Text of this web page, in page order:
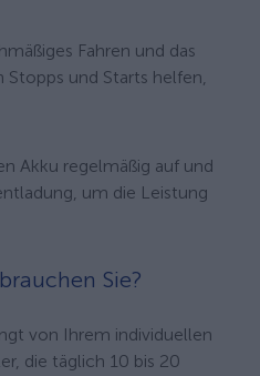
Fahren und das
und Starts helfen,
Akku regelmäßig auf und
um die Leistung
Sie?
von Ihrem individuellen
die täglich 10 bis 20